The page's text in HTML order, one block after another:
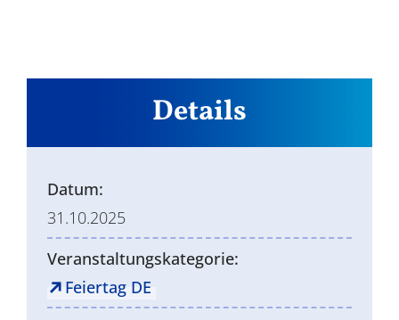
Details
Datum:
31.10.2025
Veranstaltungskategorie:
Feiertag DE